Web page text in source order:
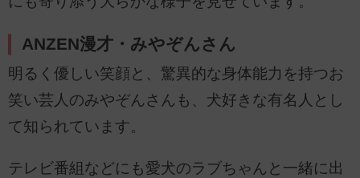
ANZEN漫才・みやぞんさん
明るく優しい笑顔と、驚異的な身体能力を持つお
笑い芸人のみやぞんさんも、犬好きな有名人とし
て知られています。
テレビ番組などにも愛犬のラブちゃんと一緒に出